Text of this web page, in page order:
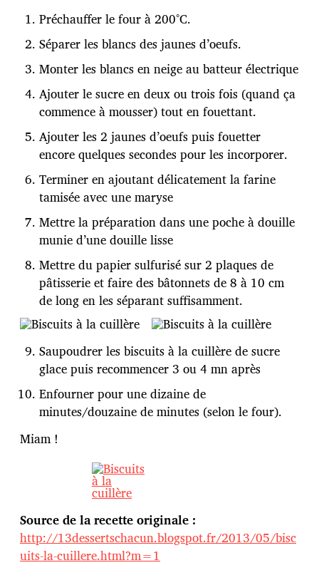
Préchauffer le four à 200°C.
Séparer les blancs des jaunes d’oeufs.
Monter les blancs en neige au batteur électrique
Ajouter le sucre en deux ou trois fois (quand ça
commence à mousser) tout en fouettant.
Ajouter les 2 jaunes d’oeufs puis fouetter
encore quelques secondes pour les incorporer.
Terminer en ajoutant délicatement la farine
tamisée avec une maryse
Mettre la préparation dans une poche à douille
munie d’une douille lisse
Mettre du papier sulfurisé sur 2 plaques de
pâtisserie et faire des bâtonnets de 8 à 10 cm
de long en les séparant suffisamment.
Saupoudrer les biscuits à la cuillère de sucre
glace puis recommencer 3 ou 4 mn après
Enfourner pour une dizaine de
minutes/douzaine de minutes (selon le four).
Miam !
Source de la recette originale :
http://13dessertschacun.blogspot.fr/2013/05/bisc
uits-la-cuillere.html?m=1